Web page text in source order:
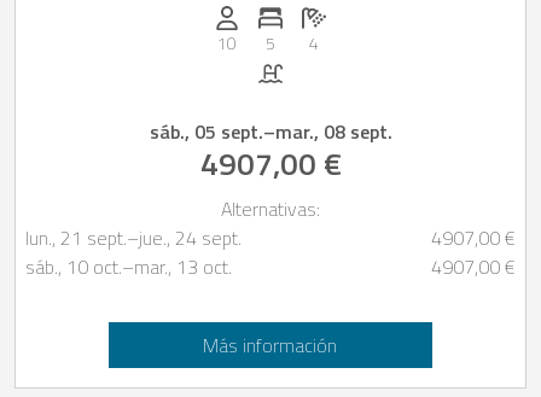
Personas (max.): 10
10
Numero de habitaciones: 5
5
Cantidad de baños: 4
4
Piscina
sáb., 05 sept.–mar., 08 sept.
4907,00 €
Alternativas:
lun., 21 sept.–jue., 24 sept.
4907,00 €
sáb., 10 oct.–mar., 13 oct. 4907,00 €
Más información